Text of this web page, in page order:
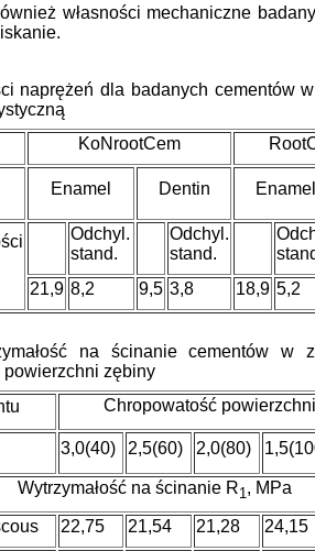
własności mechaniczne
naprężeń dla badanych cementów
KoNrootCem
Enamel Dentin Enamel
Odchyl.
stand.
Odchyl.
stand.
21,9 8,2 9,5 3,8 18,9 5,2
na ścinanie cementów w
zębiny
Chropowatość
3,0(40) 2,5(60) 2,0(80)
Wytrzymałość na ścinanie R1, MPa
22,75 21,54 21,28
24,15